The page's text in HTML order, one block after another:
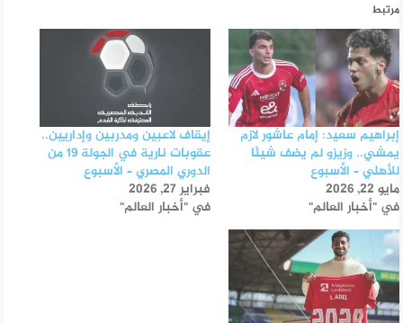
مرتبط
إبراهيم سعيد: إمام عاشور لازم
يمشي.. وزيزو لم يضف شيئًا
للأهلي – الأسبوع
مايو 22, 2026
في "أخبار العالم"
إيقاف لاعبين ومدربين وإداريين..
عقوبات نارية في الجولة 19 من
الدوري المصري – الأسبوع
فبراير 27, 2026
في "أخبار العالم"